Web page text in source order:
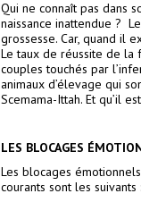
Qui ne connaît pas dans
naissance inattendue ?
grossesse. Car, quand il
Le taux de réussite de la
couples touchés par
animaux d’élevage qui
Scemama-Ittah. Et qu’il
LES BLOCAGES
Les blocages
courants sont les suivants :